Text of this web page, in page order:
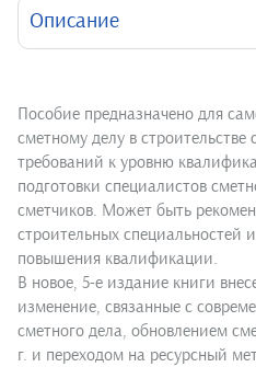
Описание
Пособие предназначено для
сметному делу в строительстве
требований к уровню
подготовки специалистов
сметчиков. Может быть
строительных специальностей
повышения квалификации.
В новое, 5-е издание книги
изменение, связанные с
сметного дела, обновлением
г. и переходом на ресурсный